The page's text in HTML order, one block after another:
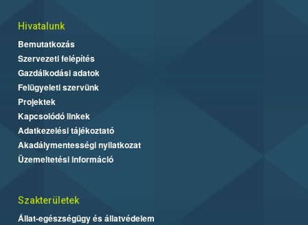
Hivatalunk
Bemutatkozás
Szervezeti felépítés
Gazdálkodási adatok
Felügyeleti szervünk
Projektek
Kapcsolódó linkek
Adatkezelési tájékoztató
Akadálymentességi nyilatkozat
Üzemeltetési információ
Szakterületek
Állat-egészségügy és állatvédelem